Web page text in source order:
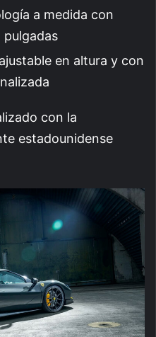
a medida con
pulgadas
en altura y con
con la
estadounidense